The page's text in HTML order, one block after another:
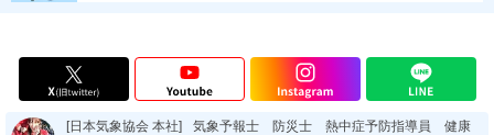
[日本気象協会 本社]
気象予報士 防災士 熱中症予防指導員 健康